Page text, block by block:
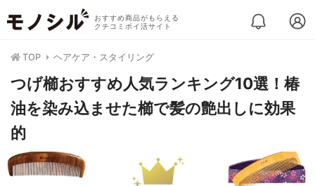
おすすめ商品がもらえる
クチコミポイ活サイト
TOP ヘアケア・スタイリング
つげ櫛おすすめ人気ランキング10選！椿
油を染み込ませた櫛で髪の艶出しに効果
的